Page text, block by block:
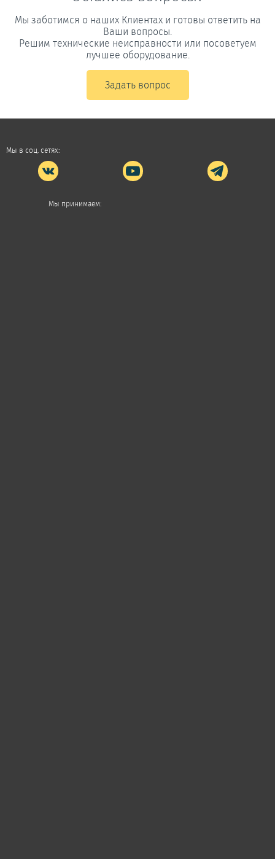
Мы заботимся о наших Клиентах и готовы ответить на
Ваши вопросы.
Решим технические неисправности или посоветуем
лучшее оборудование.
Задать вопрос
Мы в соц. сетях:
Мы принимаем: